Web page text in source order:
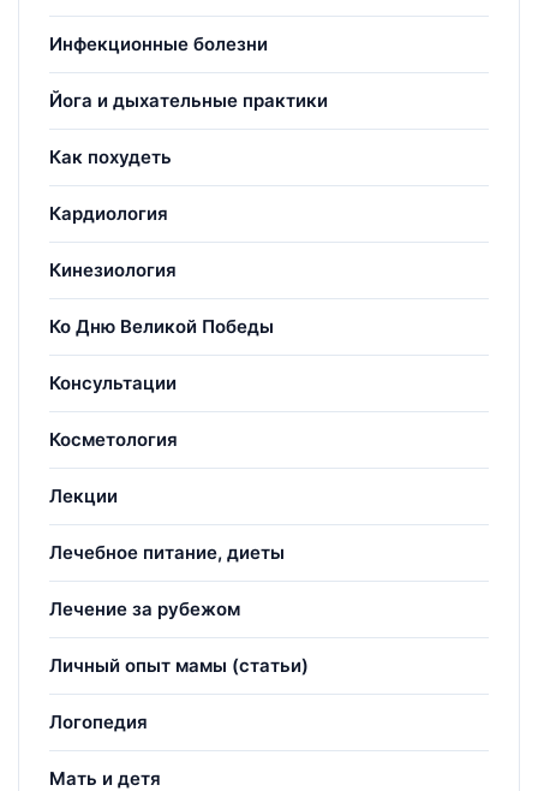
Инфекционные болезни
Йога и дыхательные практики
Как похудеть
Кардиология
Кинезиология
Ко Дню Великой Победы
Консультации
Косметология
Лекции
Лечебное питание, диеты
Лечение за рубежом
Личный опыт мамы (статьи)
Логопедия
Мать и детя